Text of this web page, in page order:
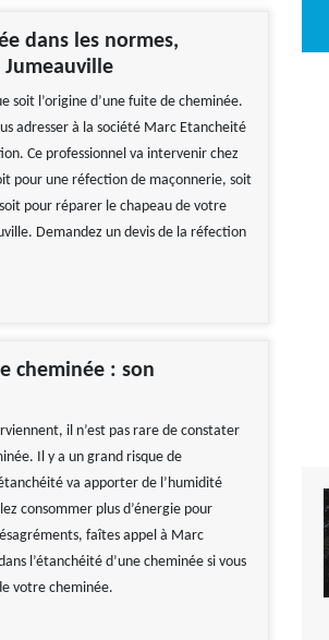
dans les normes,
Jumeauville
soit l’origine d’une fuite de cheminée.
adresser à la société Marc Etancheité
Ce professionnel va intervenir chez
pour une réfection de maçonnerie, soit
pour réparer le chapeau de votre
Demandez un devis de la réfection
cheminée : son
il n’est pas rare de constater
Il y a un grand risque de
va apporter de l’humidité
consommer plus d’énergie pour
faîtes appel à Marc
l’étanchéité d’une cheminée si vous
votre cheminée.